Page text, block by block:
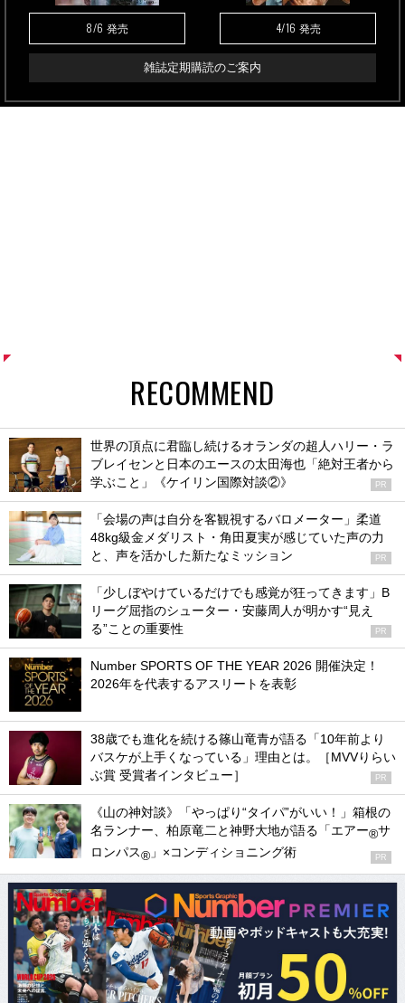
8/6 発売 4/16 発売
雑誌定期購読のご案内
RECOMMEND
世界の頂点に君臨し続けるオランダの超人ハリー・ラ
ブレイセンと日本のエースの太田海也「絶対王者から
学ぶこと」《ケイリン国際対談②》
PR
「会場の声は自分を客観視するバロメーター」柔道
48kg級金メダリスト・角田夏実が感じていた声の力
と、声を活かした新たなミッション
PR
「少しぼやけているだけでも感覚が狂ってきます」B
リーグ屈指のシューター・安藤周人が明かす“見え
る”ことの重要性
PR
Number SPORTS OF THE YEAR 2026 開催決定！
2026年を代表するアスリートを表彰
38歳でも進化を続ける篠山竜青が語る「10年前より
バスケが上手くなっている」理由とは。［MVVりらい
ぶ賞 受賞者インタビュー］
PR
《山の神対談》「やっぱり“タイパ”がいい！」箱根の
名ランナー、柏原竜二と神野大地が語る「エアー®サ
ロンパス® 」×コンディショニング術 PR